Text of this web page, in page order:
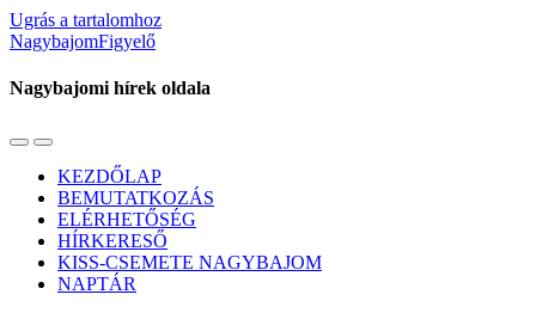
Ugrás a tartalomhoz
NagybajomFigyelő
Nagybajomi hírek oldala
Váltás
mobil
menüre
Használja
keresés
mezőt
KEZDŐLAP
BEMUTATKOZÁS
ELÉRHETŐSÉG
HÍRKERESŐ
KISS-CSEMETE NAGYBAJOM
NAPTÁR